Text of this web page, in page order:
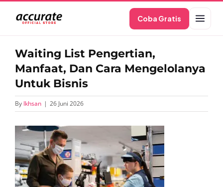
content
Coba Gratis
Waiting List Pengertian,
Manfaat, Dan Cara Mengelolanya
Untuk Bisnis
By Ikhsan | 26 Juni 2026